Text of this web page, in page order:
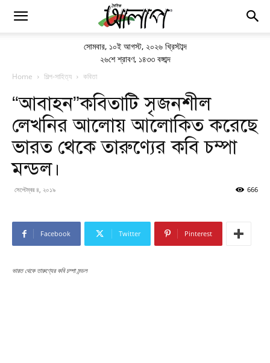
সোমবার, ১০ই আগস্ট, ২০২৬ খ্রিস্টাব্দ
২৬শে শ্রাবণ, ১৪৩৩ বঙ্গাব্দ
Home শিল্প-সাহিত্য কবিতা
“আবাহন”কবিতাটি সৃজনশীল
লেখনির আলোয় আলোকিত করেছে
ভারত থেকে তারুণ্যের কবি চম্পা
মন্ডল।
সেপ্টেম্বর ৪, ২০১৯ 666
Facebook Twitter Pinterest
ভারত থেকে তারুণ্যের কবি চম্পা মন্ডল